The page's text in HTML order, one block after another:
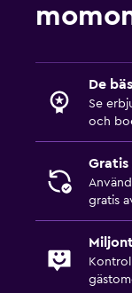
De
Se
och
Gratis
gratis